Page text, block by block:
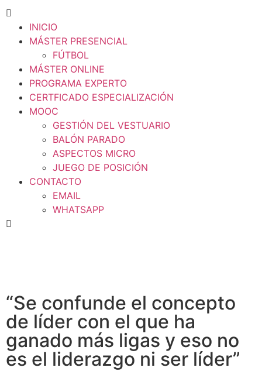
INICIO
MÁSTER PRESENCIAL
FÚTBOL
MÁSTER ONLINE
PROGRAMA EXPERTO
CERTFICADO ESPECIALIZACIÓN
MOOC
GESTIÓN DEL VESTUARIO
BALÓN PARADO
ASPECTOS MICRO
JUEGO DE POSICIÓN
CONTACTO
EMAIL
WHATSAPP
“Se confunde el concepto
de líder con el que ha
ganado más ligas y eso no
es el liderazgo ni ser líder”